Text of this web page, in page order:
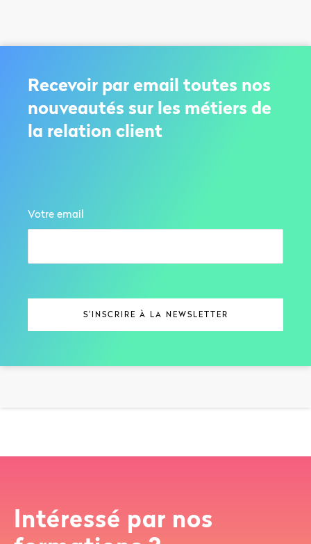
Recevoir par email toutes nos
nouveautés sur les métiers de
la relation client
Votre email
Intéressé par nos